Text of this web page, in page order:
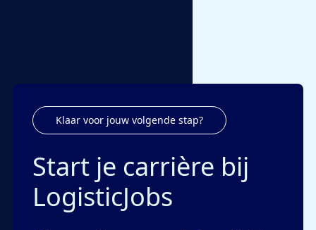
Klaar voor jouw volgende stap?
Start je carrière bij
LogisticJobs